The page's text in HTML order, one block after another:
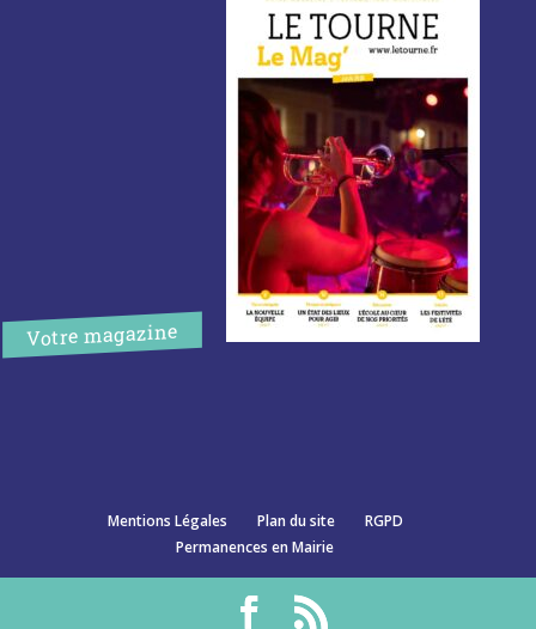
Votre magazine
Mentions Légales Plan du site
RGPD
Permanences en Mairie